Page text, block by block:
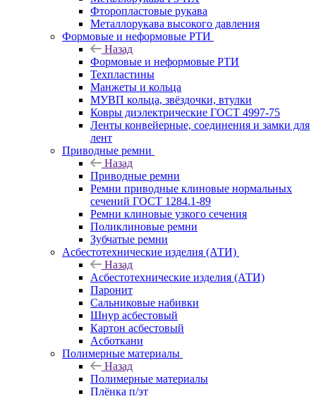
Фторопластовые рукава
Металлорукава высокого давления
Формовые и неформовые РТИ
Назад
Формовые и неформовые РТИ
Техпластины
Манжеты и кольца
МУВП кольца, звёздочки, втулки
Ковры диэлектрические ГОСТ 4997-75
Ленты конвейерные, соединения и замки для
лент
Приводные ремни
Назад
Приводные ремни
Ремни приводные клиновые нормальных
сечений ГОСТ 1284.1-89
Ремни клиновые узкого сечения
Поликлиновые ремни
Зубчатые ремни
Асбестотехнические изделия (АТИ)
Назад
Асбестотехнические изделия (АТИ)
Паронит
Сальниковые набивки
Шнур асбестовый
Картон асбестовый
Асботкани
Полимерные материалы
Назад
Полимерные материалы
Плёнка п/эт